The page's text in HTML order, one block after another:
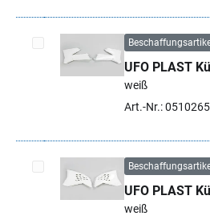
Artikel auswählen
UFO PLAST
weiß
Art.-Nr.:
Artikel auswählen
UFO PLAST
weiß